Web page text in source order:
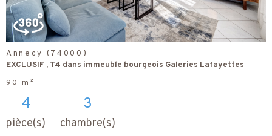
Annecy (74000)
EXCLUSIF , T4 dans immeuble bourgeois Galeries Lafayettes
90 m²
4
pièce(s)
3
chambre(s)